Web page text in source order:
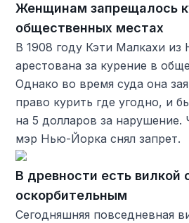
Женщинам запрещалось
общественных местах
В 1908 году Кэти Малкахи
арестована за курение в
Однако во время суда она
право курить где угодно, и
на 5 долларов за нарушение.
мэр Нью-Йорка снял запрет.
В древности есть вилкой
оскорбительным
Сегодняшняя повседневная